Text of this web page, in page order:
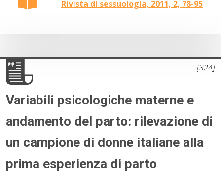
Rivista di sessuologia, 2011, 2, 78-95
Variabili psicologiche materne e
andamento del parto: rilevazione di
un campione di donne italiane alla
prima esperienza di parto
[324]